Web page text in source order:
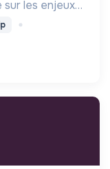
sur les enjeux